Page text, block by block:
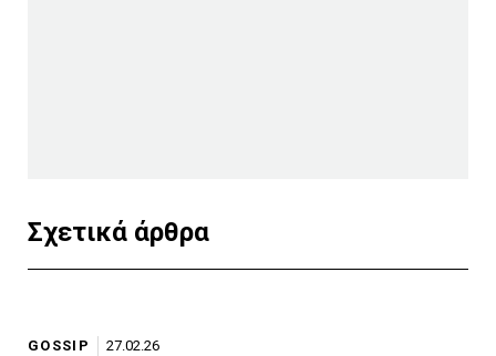
Σχετικά άρθρα
GOSSIP 27.02.26